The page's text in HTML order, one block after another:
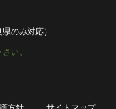
のみ対応）
い。